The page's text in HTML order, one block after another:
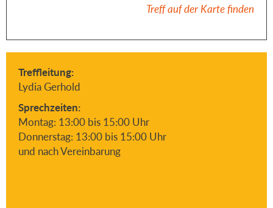
Treff auf der Karte finden
Treffleitung:
Lydia Gerhold
Sprechzeiten:
Montag: 13:00 bis 15:00 Uhr
Donnerstag: 13:00 bis 15:00 Uhr
und nach Vereinbarung